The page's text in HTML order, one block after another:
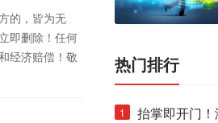
的，皆为无
即删除！任何
经济赔偿！敬
热门排行
1
抬掌即开门